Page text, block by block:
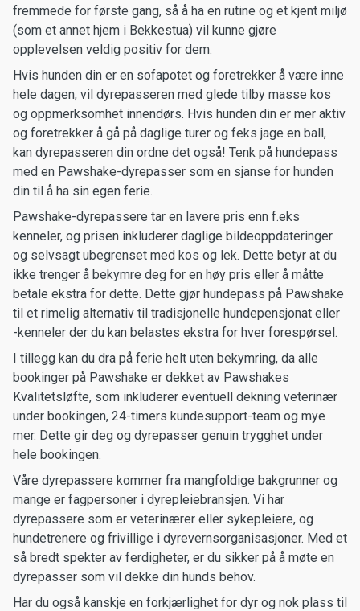
fremmede for første gang, så å ha en rutine og et kjent miljø
(som et annet hjem i Bekkestua) vil kunne gjøre
opplevelsen veldig positiv for dem.
Hvis hunden din er en sofapotet og foretrekker å være inne
hele dagen, vil dyrepasseren med glede tilby masse kos
og oppmerksomhet innendørs. Hvis hunden din er mer aktiv
og foretrekker å gå på daglige turer og feks jage en ball,
kan dyrepasseren din ordne det også! Tenk på hundepass
med en Pawshake-dyrepasser som en sjanse for hunden
din til å ha sin egen ferie.
Pawshake-dyrepassere tar en lavere pris enn f.eks
kenneler, og prisen inkluderer daglige bildeoppdateringer
og selvsagt ubegrenset med kos og lek. Dette betyr at du
ikke trenger å bekymre deg for en høy pris eller å måtte
betale ekstra for dette. Dette gjør hundepass på Pawshake
til et rimelig alternativ til tradisjonelle hundepensjonat eller
-kenneler der du kan belastes ekstra for hver forespørsel.
I tillegg kan du dra på ferie helt uten bekymring, da alle
bookinger på Pawshake er dekket av Pawshakes
Kvalitetsløfte, som inkluderer eventuell dekning veterinær
under bookingen, 24-timers kundesupport-team og mye
mer. Dette gir deg og dyrepasser genuin trygghet under
hele bookingen.
Våre dyrepassere kommer fra mangfoldige bakgrunner og
mange er fagpersoner i dyrepleiebransjen. Vi har
dyrepassere som er veterinærer eller sykepleiere, og
hundetrenere og frivillige i dyrevernsorganisasjoner. Med et
så bredt spekter av ferdigheter, er du sikker på å møte en
dyrepasser som vil dekke din hunds behov.
Har du også kanskje en forkjærlighet for dyr og nok plass til